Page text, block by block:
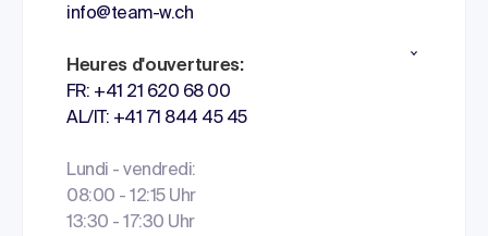
info@team-w.ch
Heures d'ouvertures:
FR: +41 21 620 68 00
AL/IT: +41 71 844 45 45
Lundi - vendredi:
08:00 - 12:15 Uhr
13:30 - 17:30 Uhr